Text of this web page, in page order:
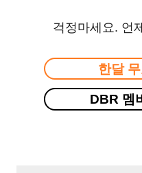
걱정마세요. 언
한달
DBR 멤